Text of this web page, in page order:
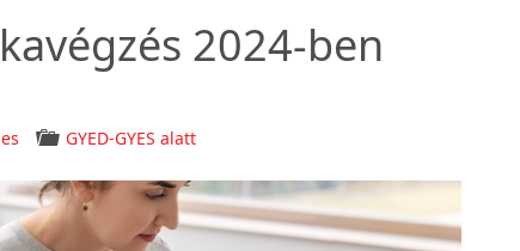
2024-ben
GYED-GYES alatt